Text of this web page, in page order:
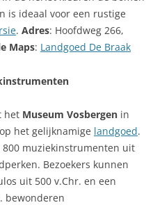
is ideaal voor een rustige
. Adres: Hoofdweg 266,
Maps: Landgoed De Braak
het Museum Vosbergen in
het gelijknamige landgoed.
800 muziekinstrumenten uit
Bezoekers kunnen
uit 500 v.Chr. en een
bewonderen